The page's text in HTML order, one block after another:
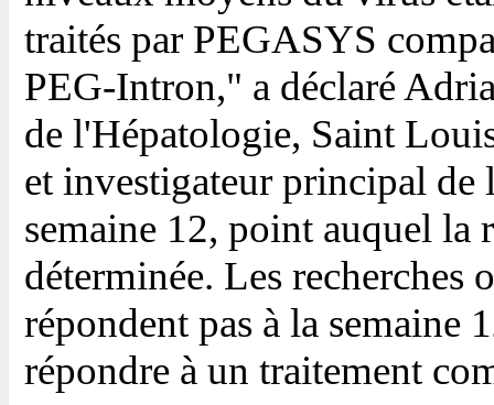
traités par PEGASYS
PEG-Intron," a déclaré
de l'Hépatologie, Saint
et investigateur principal de
semaine 12, point auquel la
déterminée. Les recherches
répondent pas à la semaine
répondre à un traitement